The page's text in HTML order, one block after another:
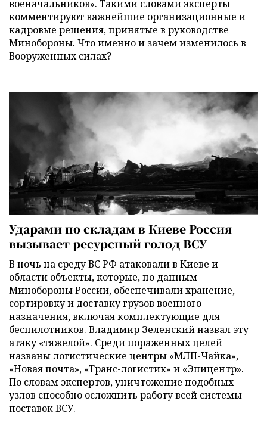
военачальников». Такими словами эксперты
комментируют важнейшие организационные и
кадровые решения, принятые в руководстве
Минобороны. Что именно и зачем изменилось в
Вооруженных силах?
Ударами по складам в Киеве Россия
вызывает ресурсный голод ВСУ
В ночь на среду ВС РФ атаковали в Киеве и
области объекты, которые, по данным
Минобороны России, обеспечивали хранение,
сортировку и доставку грузов военного
назначения, включая комплектующие для
беспилотников. Владимир Зеленский назвал эту
атаку «тяжелой». Среди пораженных целей
названы логистические центры «МЛП-Чайка»,
«Новая почта», «Транс-логистик» и «Эпицентр».
По словам экспертов, уничтожение подобных
узлов способно осложнить работу всей системы
поставок ВСУ.